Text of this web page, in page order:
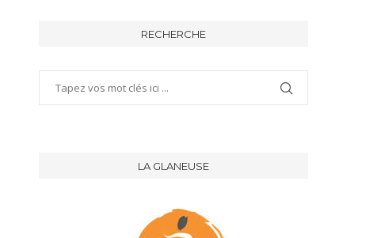
RECHERCHE
LA GLANEUSE